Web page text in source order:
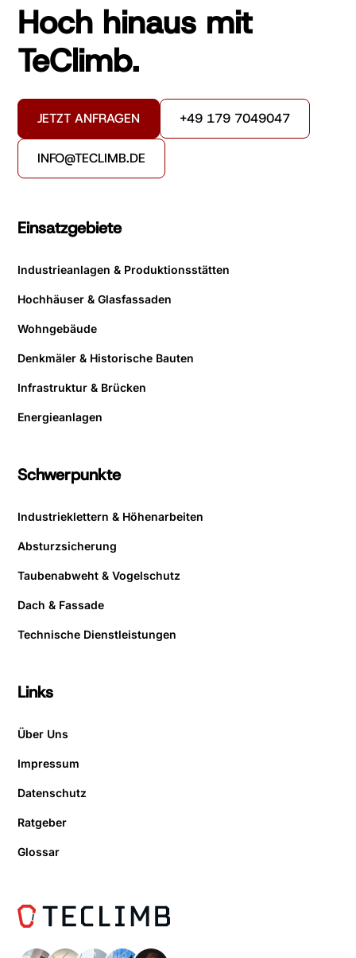
Hoch hinaus mit
TeClimb.
JETZT ANFRAGEN +49 179 7049047
INFO@TECLIMB.DE
Einsatzgebiete
Industrieanlagen & Produktionsstätten
Hochhäuser & Glasfassaden
Wohngebäude
Denkmäler & Historische Bauten
Infrastruktur & Brücken
Energieanlagen
Schwerpunkte
Industrieklettern & Höhenarbeiten
Absturzsicherung
Taubenabweht & Vogelschutz
Dach & Fassade
Technische Dienstleistungen
Links
Über Uns
Impressum
Datenschutz
Ratgeber
Glossar